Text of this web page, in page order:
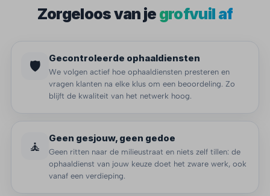
Zorgeloos van je grofvuil af
🛡️ Gecontroleerde ophaaldiensten
We volgen actief hoe ophaaldiensten presteren en
vragen klanten na elke klus om een beoordeling. Zo
blijft de kwaliteit van het netwerk hoog.
🧘 Geen gesjouw, geen gedoe
Geen ritten naar de milieustraat en niets zelf tillen: de
ophaaldienst van jouw keuze doet het zware werk, ook
vanaf een verdieping.